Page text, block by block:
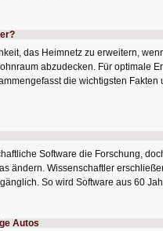
das Heimnetz zu erweitern,
abzudecken. Für optimale
die wichtigsten Fakten
Software die Forschung,
ändern. Wissenschaftler
So wird Software aus 60
Autos